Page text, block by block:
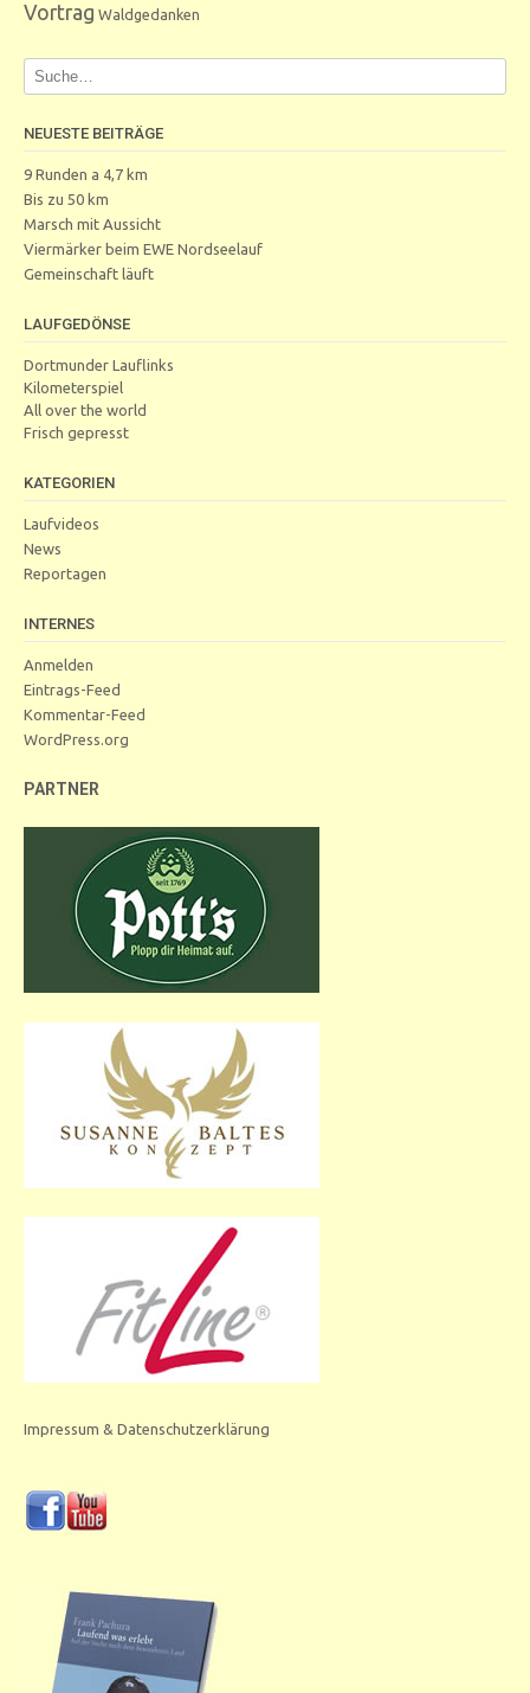
Vortrag Waldgedanken
NEUESTE BEITRÄGE
9 Runden a 4,7 km
Bis zu 50 km
Marsch mit Aussicht
Viermärker beim EWE Nordseelauf
Gemeinschaft läuft
LAUFGEDÖNSE
Dortmunder Lauflinks
Kilometerspiel
All over the world
Frisch gepresst
KATEGORIEN
Laufvideos
News
Reportagen
INTERNES
Anmelden
Eintrags-Feed
Kommentar-Feed
WordPress.org
PARTNER
Impressum & Datenschutzerklärung